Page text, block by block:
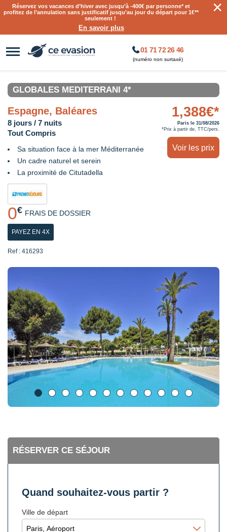
Réservez vos vacances d’hiver avec jusqu’à-400€ par personne* et
profitez de l’annulation sans justificatif jusqu’au jour du départ pour 1€**
seulement !
En savoir plus
×
01 71 72 26 46
(numéro non surtaxé)
GLOBALES MEDITERRANI 4*
Espagne, Baléares
8 jours / 7 nuits
Tout Compris
Sa situation face à la mer Méditerranée
Un cadre naturel et serein
La proximité de Citutadella
0€ FRAIS DE DOSSIER
PAYEZ EN 4X
Ref : 416293
1,388€*
Paris le 31/08/2026
*Prix à partir de, TTC/pers.
Voir les prix
RÉSERVER CE SÉJOUR
Quand souhaitez-vous partir ?
Ville de départ